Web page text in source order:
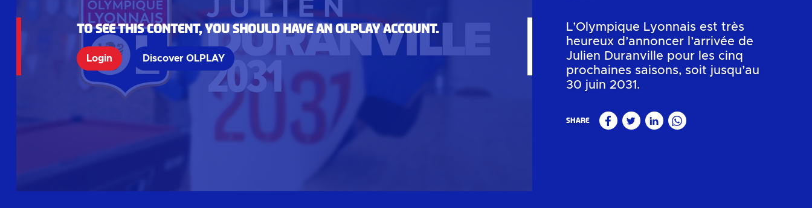
To see this content, you should have an OLPlay account.
Login Discover OLPLAY
Share FacebookTwitterLinkedinWhatsApp
L’Olympique Lyonnais est très
heureux d’annoncer l’arrivée de
Julien Duranville pour les cinq
prochaines saisons, soit jusqu’au
30 juin 2031.